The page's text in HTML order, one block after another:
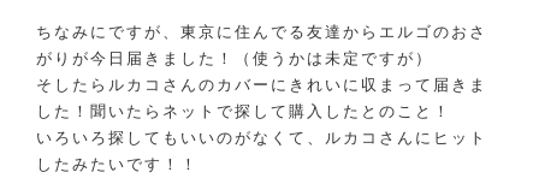
ちなみにですが、東京に住んでる友達からエルゴのおさ
がりが今日届きました！（使うかは未定ですが）
そしたらルカコさんのカバーにきれいに収まって届きま
した！聞いたらネットで探して購入したとのこと！
いろいろ探してもいいのがなくて、ルカコさんにヒット
したみたいです！！